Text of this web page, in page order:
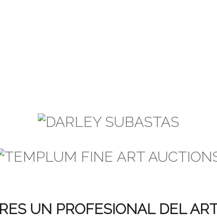
UN PROFESIONAL DEL